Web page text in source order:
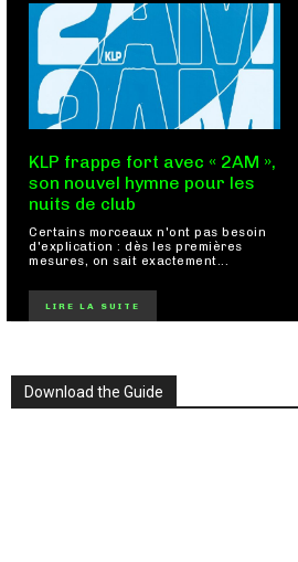
KLP frappe fort avec « 2AM »,
son nouvel hymne pour les
nuits de club
Certains morceaux n'ont pas besoin
d'explication : dès les premières
mesures, on sait exactement...
LIRE LA SUITE
Download the Guide